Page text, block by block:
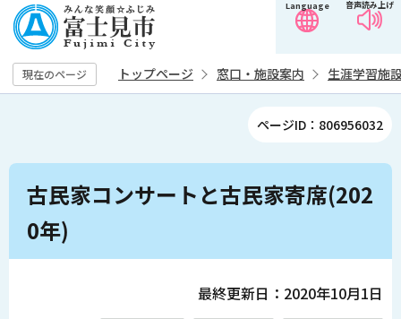
の
ペ
ー
音声読み上げ
Language
現在のページ トップページ 窓口・施設案内 生涯学習施
ページID：806956032
本
か
古民家コンサートと古民家寄席(202
0年)
最終更新日：2020年10月1日